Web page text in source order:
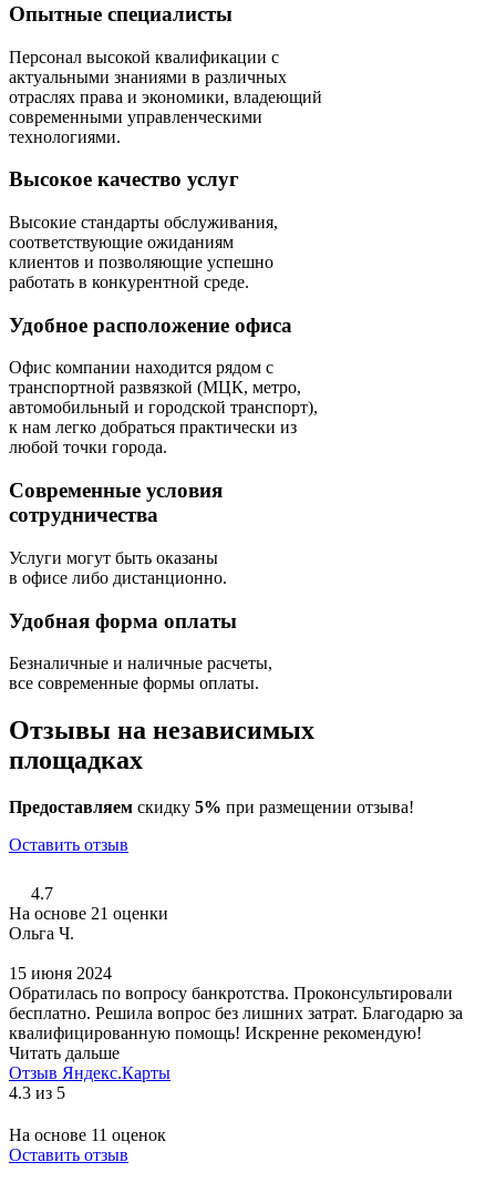
Опытные специалисты
Персонал высокой квалификации с
актуальными знаниями в различных
отраслях права и экономики, владеющий
современными управленческими
технологиями.
Высокое качество услуг
Высокие стандарты обслуживания,
соответствующие ожиданиям
клиентов и позволяющие успешно
работать в конкурентной среде.
Удобное расположение офиса
Офис компании находится рядом с
транспортной развязкой (МЦК, метро,
автомобильный и городской транспорт),
к нам легко добраться практически из
любой точки города.
Современные условия
сотрудничества
Услуги могут быть оказаны
в офисе либо дистанционно.
Удобная форма оплаты
Безналичные и наличные расчеты,
все современные формы оплаты.
Отзывы на независимых
площадках
Предоставляем скидку 5% при размещении отзыва!
Оставить отзыв
4.7
На основе 21 оценки
Ольга Ч.
15 июня 2024
Обратилась по вопросу банкротства. Проконсультировали
бесплатно. Решила вопрос без лишних затрат. Благодарю за
квалифицированную помощь! Искренне рекомендую!
Читать дальше
Отзыв Яндекс.Карты
4.3 из 5
На основе 11 оценок
Оставить отзыв